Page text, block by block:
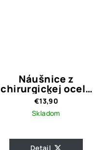
Náušnice z
chirurgickej ocele
Strom Života
€13,90
Skladom
Detail